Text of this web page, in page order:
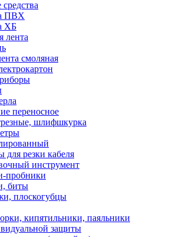
ПВХ
ХБ
лента
смоляная
переносное
шлифшкурка
резки кабеля
инструмент
пробники
биты
плоскогубцы
кипятильники, паяльники
защиты